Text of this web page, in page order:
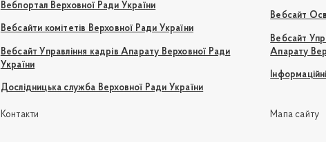
Вебпортал Верховної Ради України
Вебсайти комітетів Верховної Ради України
Вебсайт Управління кадрів Апарату Верховної Ради
України
Дослідницька служба Верховної Ради України
Вебсайт
Вебсайт
Апарату
Контакти Мапа сайту